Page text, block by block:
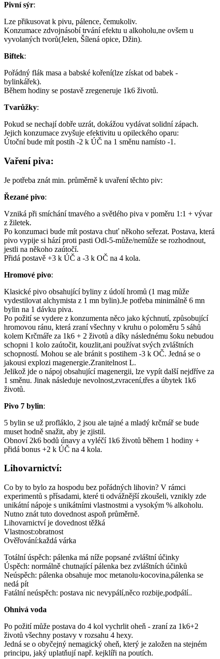
Pivní sýr:
Lze přikusovat k pivu, pálence, čemukoliv.
Konzumace zdvojnásobí trvání efektu u alkoholu,ne ovšem u
vyvolaných tvorů(Jelen, Šílená opice, Džin).
Biftek:
Pořádný flák masa a babské koření(lze získat od babek -
bylinkářek).
Během hodiny se postavě zregeneruje 1k6 životů.
Tvarůžky:
Pokud se nechají dobře uzrát, dokážou vydávat solidní zápach.
Jejich konzumace zvyšuje efektivitu u opileckého oparu:
Útoční bude mít postih -2 k ÚČ na 1 směnu namísto -1.
Vaření piva:
Je potřeba znát min. průměrně k uvaření těchto piv:
Řezané pivo:
Vzniká při smíchání tmavého a světlého piva v poměru 1:1 + vývar
z žiletek.
Po konzumaci bude mít postava chuť někoho seřezat. Postava, která
pivo vypije si hází proti pasti Odl-5-může/nemůže se rozhodnout,
jestli na někoho zaútočí.
Přidá postavě +3 k ÚČ a -3 k OČ na 4 kola.
Hromové pivo:
Klasické pivo obsahující byliny z údolí hromů (1 mag může
vydestilovat alchymista z 1 mn bylin).Je potřeba minimálně 6 mn
bylin na 1 dávku piva.
Po požití se vydere z konzumenta něco jako kýchnutí, způsobující
hromovou ránu, která zraní všechny v kruhu o poloměru 5 sáhů
kolem Krčmáře za 1k6 + 2 životů a díky následnému šoku nebudou
schopni 1 kolo zaútočit, kouzlit,ani používat svých zvláštních
schopností. Mohou se ale bránit s postihem -3 k OČ. Jedná se o
jakousi explozi magenergie.Zranitelnost L.
Jelikož jde o nápoj obsahující magenergii, lze vypít další nejdříve za
1 směnu. Jinak následuje nevolnost,zvracení,třes a úbytek 1k6
životů.
Pivo 7 bylin:
5 bylin se už profláklo, 2 jsou ale tajné a mladý krčmář se bude
muset hodně snažit, aby je zjistil.
Obnoví 2k6 bodů únavy a vyléčí 1k6 životů během 1 hodiny +
přidá bonus +2 k ÚČ na 4 kola.
Lihovarnictví:
Co by to bylo za hospodu bez pořádných lihovin? V rámci
experimentů s přísadami, které ti odvážnější zkoušeli, vznikly zde
unikátní nápoje s unikátními vlastnostmi a vysokým % alkoholu.
Nutno znát tuto dovednost aspoň průměrně.
Lihovarnictví je dovednost těžká
Vlastnost:obratnost
Ověřování:každá várka
Totální úspěch: pálenka má níže popsané zvláštní účinky
Úspěch: normálně chutnající pálenka bez zvláštních účinků
Neúspěch: pálenka obsahuje moc metanolu›kocovina,pálenka se
nedá pít
Fatální neúspěch: postava nic nevypálí,něco rozbije,podpálí..
Ohnivá voda
Po požití může postava do 4 kol vychrlit oheň - zraní za 1k6+2
životů všechny postavy v rozsahu 4 hexy.
Jedná se o obyčejný nemagický oheň, který je založen na stejném
principu, jaký uplatňují např. kejklíři na poutích.